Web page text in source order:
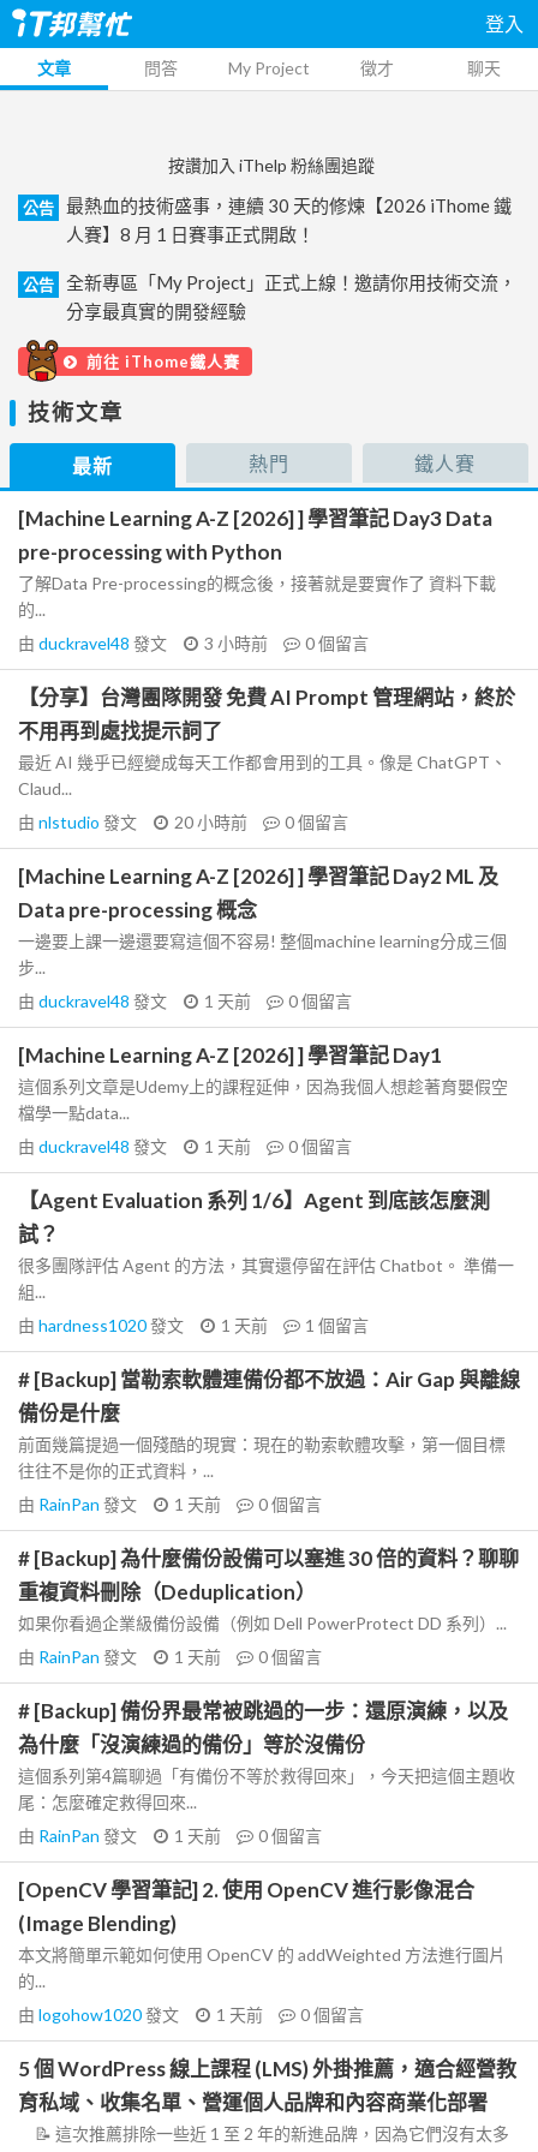
登入
文章 問答 My Project 徵才 聊天
按讚加入 iThelp 粉絲團追蹤
公告
最熱血的技術盛事，連續 30 天的修煉【2026 iThome 鐵
人賽】8 月 1 日賽事正式開啟！
公告
全新專區「My Project」正式上線！邀請你用技術交流，
分享最真實的開發經驗
前往 iThome鐵人賽
技術文章
最新 熱門 鐵人賽
[Machine Learning A-Z [2026] ] 學習筆記 Day3 Data
pre-processing with Python
了解Data Pre-processing的概念後，接著就是要實作了 資料下載
的...
由 duckravel48 發文 3 小時前 0個留言
【分享】台灣團隊開發 免費 AI Prompt 管理網站，終於
不用再到處找提示詞了
最近 AI 幾乎已經變成每天工作都會用到的工具。像是 ChatGPT、
Claud...
由 nlstudio 發文 20 小時前 0個留言
[Machine Learning A-Z [2026] ] 學習筆記 Day2 ML 及
Data pre-processing 概念
一邊要上課一邊還要寫這個不容易! 整個machine learning分成三個
步...
由 duckravel48 發文 1 天前 0個留言
[Machine Learning A-Z [2026] ] 學習筆記 Day1
這個系列文章是Udemy上的課程延伸，因為我個人想趁著育嬰假空
檔學一點data...
由 duckravel48 發文 1 天前 0個留言
【Agent Evaluation 系列 1/6】Agent 到底該怎麼測
試？
很多團隊評估 Agent 的方法，其實還停留在評估 Chatbot。 準備一
組...
由 hardness1020發文 1 天前 1 個留言
# [Backup] 當勒索軟體連備份都不放過：Air Gap 與離線
備份是什麼
前面幾篇提過一個殘酷的現實：現在的勒索軟體攻擊，第一個目標
往往不是你的正式資料，...
由 RainPan 發文 1 天前 0個留言
# [Backup] 為什麼備份設備可以塞進 30 倍的資料？聊聊
重複資料刪除（Deduplication）
如果你看過企業級備份設備（例如 Dell PowerProtect DD 系列）...
由 RainPan 發文 1 天前 0個留言
# [Backup] 備份界最常被跳過的一步：還原演練，以及
為什麼「沒演練過的備份」等於沒備份
這個系列第4篇聊過「有備份不等於救得回來」，今天把這個主題收
尾：怎麼確定救得回來...
由 RainPan 發文 1 天前 0個留言
[OpenCV 學習筆記] 2. 使用 OpenCV 進行影像混合
(Image Blending)
本文將簡單示範如何使用 OpenCV 的 addWeighted 方法進行圖片
的...
由 logohow1020發文 1 天前 0個留言
5 個 WordPress 線上課程 (LMS) 外掛推薦，適合經營教
育私域、收集名單、營運個人品牌和內容商業化部署
📝 這次推薦排除一些近 1 至 2 年的新進品牌，因為它們沒有太多